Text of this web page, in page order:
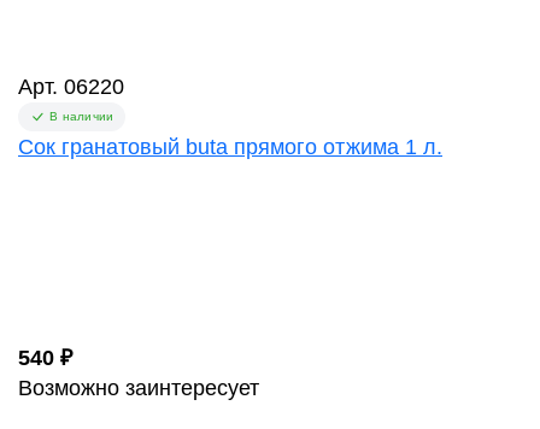
Арт. 06220
В наличии
Сок гранатовый buta прямого отжима 1 л.
540 ₽
Возможно заинтересует